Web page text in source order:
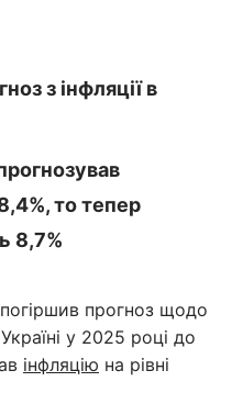
з інфляції в
то тепер
8,7%
прогноз щодо
у 2025 році до
інфляцію на рівні